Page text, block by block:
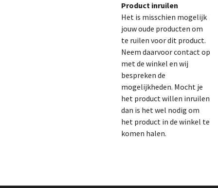
Product inruilen
Het is misschien mogelijk
jouw oude producten om
te ruilen voor dit product.
Neem daarvoor contact op
met de winkel en wij
bespreken de
mogelijkheden. Mocht je
het product willen inruilen
dan is het wel nodig om
het product in de winkel te
komen halen.